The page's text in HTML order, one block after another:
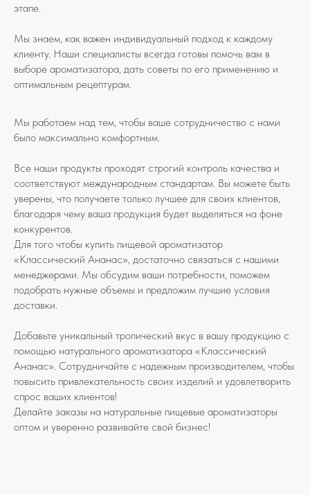
этапе.
Мы знаем, как важен индивидуальный подход к каждому
клиенту. Наши специалисты всегда готовы помочь вам в
выборе ароматизатора, дать советы по его применению и
оптимальным рецептурам.
Мы работаем над тем, чтобы ваше сотрудничество с нами
было максимально комфортным.
Все наши продукты проходят строгий контроль качества и
соответствуют международным стандартам. Вы можете быть
уверены, что получаете только лучшее для своих клиентов,
благодаря чему ваша продукция будет выделяться на фоне
конкурентов.
Для того чтобы купить пищевой ароматизатор
«Классический Ананас», достаточно связаться с нашими
менеджерами. Мы обсудим ваши потребности, поможем
подобрать нужные объемы и предложим лучшие условия
доставки.
Добавьте уникальный тропический вкус в вашу продукцию с
помощью натурального ароматизатора «Классический
Ананас». Сотрудничайте с надежным производителем, чтобы
повысить привлекательность своих изделий и удовлетворить
спрос ваших клиентов!
Делайте заказы на натуральные пищевые ароматизаторы
оптом и уверенно развивайте свой бизнес!